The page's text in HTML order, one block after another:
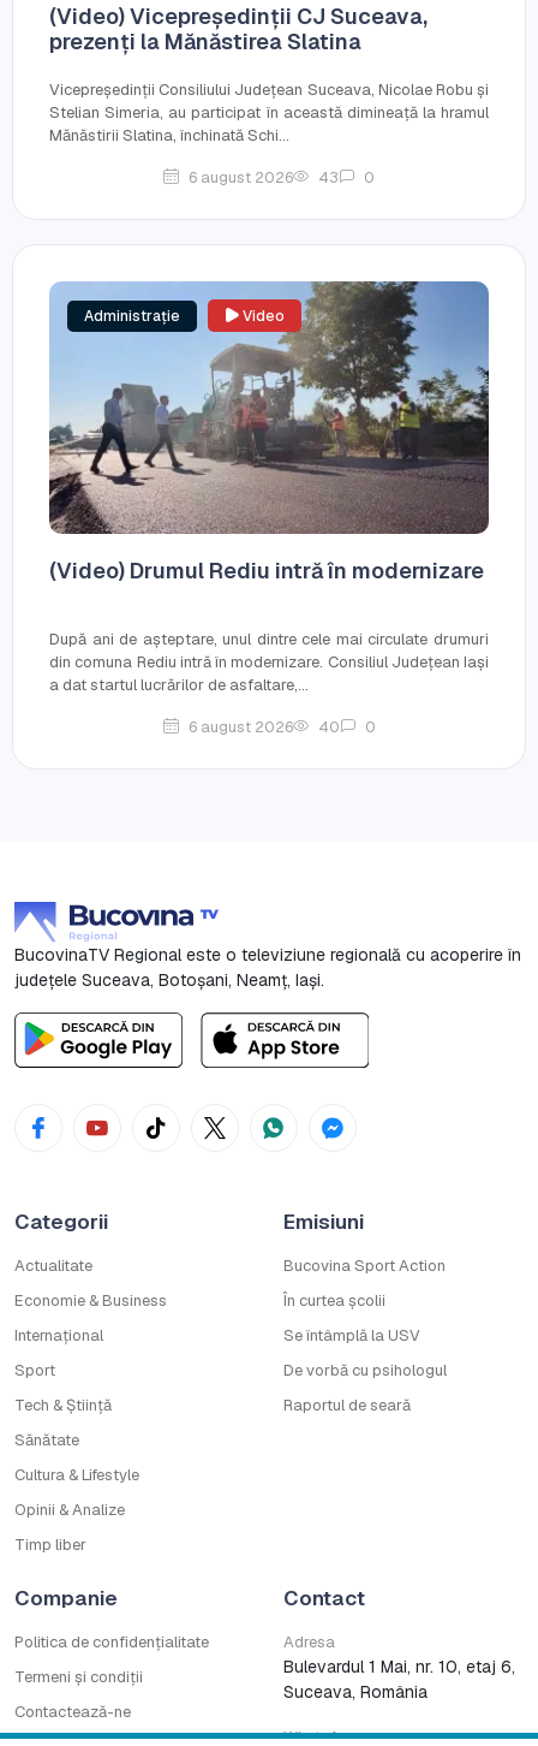
(Video) Vicepreședinții CJ Suceava,
prezenți la Mănăstirea Slatina
Vicepreședinții Consiliului Județean Suceava, Nicolae Robu și
Stelian Simeria, au participat în această dimineață la hramul
Mănăstirii Slatina, închinată Schi...
6 august 2026 43 0
Administrație Video
(Video) Drumul Rediu intră în modernizare
După ani de așteptare, unul dintre cele mai circulate drumuri
din comuna Rediu intră în modernizare. Consiliul Județean Iași
a dat startul lucrărilor de asfaltare,...
6 august 2026 40 0
BucovinaTV Regional este o televiziune regională cu acoperire în
județele Suceava, Botoşani, Neamț, Iași.
Categorii
Actualitate
Economie & Business
Internațional
Sport
Tech & Știință
Sănătate
Cultura & Lifestyle
Opinii & Analize
Timp liber
Emisiuni
Bucovina Sport Action
În curtea școlii
Se întâmplă la USV
De vorbă cu psihologul
Raportul de seară
Companie
Politica de confidențialitate
Termeni și condiții
Contactează-ne
Contact
Adresa
Bulevardul 1 Mai, nr. 10, etaj 6,
Suceava, România
WhatsApp